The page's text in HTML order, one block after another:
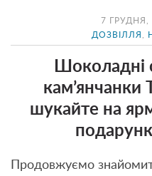
7 ГРУДНЯ,
ДОЗВІЛЛЯ
Шоколадні
кам’янчанки
шукайте на
Продовжуємо